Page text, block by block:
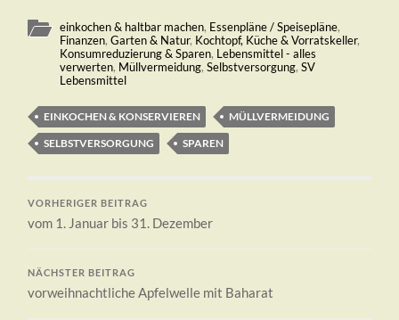
einkochen & haltbar machen, Essenpläne / Speisepläne,
Finanzen,Garten & Natur, Kochtopf, Küche & Vorratskeller,
Konsumreduzierung & Sparen, Lebensmittel - alles
verwerten, Müllvermeidung,Selbstversorgung,SV
Lebensmittel
EINKOCHEN & KONSERVIEREN
MÜLLVERMEIDUNG
SELBSTVERSORGUNG
SPAREN
VORHERIGER BEITRAG
vom 1. Januar bis 31. Dezember
NÄCHSTER BEITRAG
vorweihnachtliche Apfelwelle mit Baharat